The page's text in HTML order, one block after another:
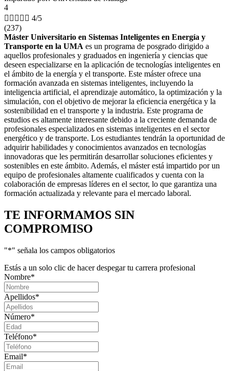
4
     4/5
(237)
Máster Universitario en Sistemas Inteligentes en Energía y
Transporte en la UMA es un programa de posgrado dirigido a
aquellos profesionales y graduados en ingeniería y ciencias que
deseen especializarse en la aplicación de tecnologías inteligentes en
el ámbito de la energía y el transporte. Este máster ofrece una
formación avanzada en sistemas inteligentes, incluyendo la
inteligencia artificial, el aprendizaje automático, la optimización y la
simulación, con el objetivo de mejorar la eficiencia energética y la
sostenibilidad en el transporte y la industria. Este programa de
estudios es altamente interesante debido a la creciente demanda de
profesionales especializados en sistemas inteligentes en el sector
energético y de transporte. Los estudiantes tendrán la oportunidad de
adquirir habilidades y conocimientos avanzados en tecnologías
innovadoras que les permitirán desarrollar soluciones eficientes y
sostenibles en este ámbito. Además, el máster está impartido por un
equipo de profesionales altamente cualificados y cuenta con la
colaboración de empresas líderes en el sector, lo que garantiza una
formación actualizada y relevante para el mercado laboral.
TE INFORMAMOS SIN
COMPROMISO
"*" señala los campos obligatorios
Estás a un solo clic de hacer despegar tu carrera profesional
Nombre*
Apellidos*
Número*
Teléfono*
Email*